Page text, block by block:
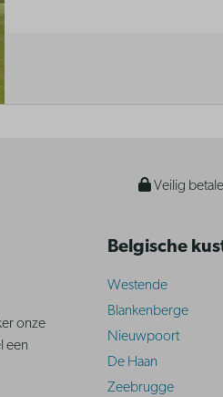
Veilig
onze
een
Belgische
Westende
Blankenberge
Nieuwpoort
De Haan
Zeebrugge